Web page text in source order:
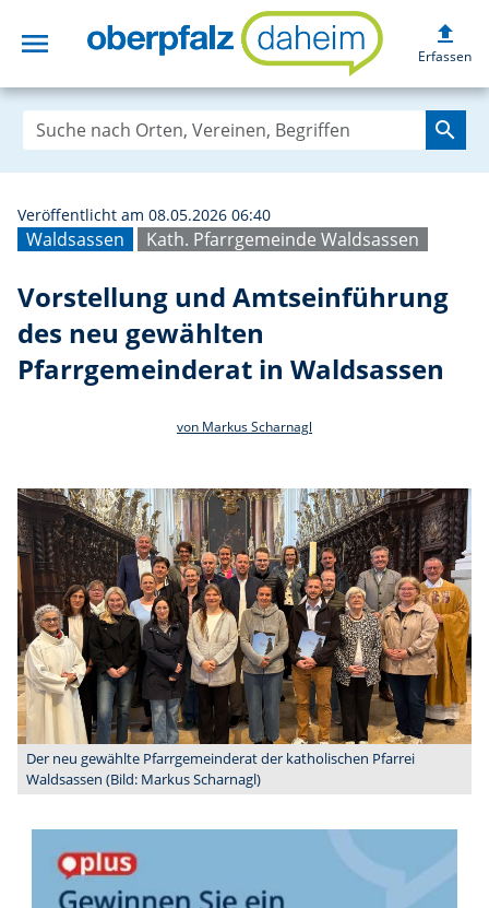
menu Vorstellung und
upload
Erfassen
search
Waldsassen Kath. Pfarrgemeinde Waldsassen
Veröffentlicht am 08.05.2026 06:40
Vorstellung und Amtseinführung
des neu gewählten
Pfarrgemeinderat in Waldsassen
von Markus Scharnagl
Der neu gewählte Pfarrgemeinderat der katholischen Pfarrei
Waldsassen (Bild: Markus Scharnagl)